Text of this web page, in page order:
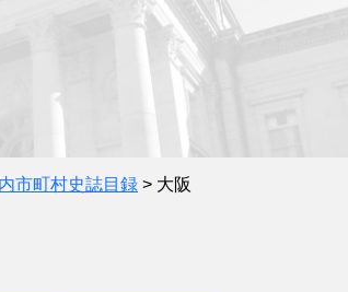
市町村史誌目録 > 大阪